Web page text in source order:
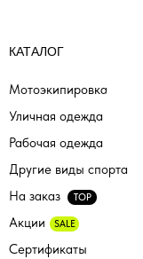
КАТАЛОГ
Мотоэкипировка
Уличная одежда
Рабочая одежда
На заказ TOP
Акции SALE
Сертификаты
Другие виды спорта